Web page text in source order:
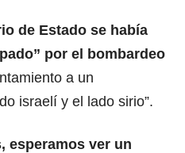
de Estado se había
por el bombardeo
a un
israelí y el lado sirio”.
esperamos ver un